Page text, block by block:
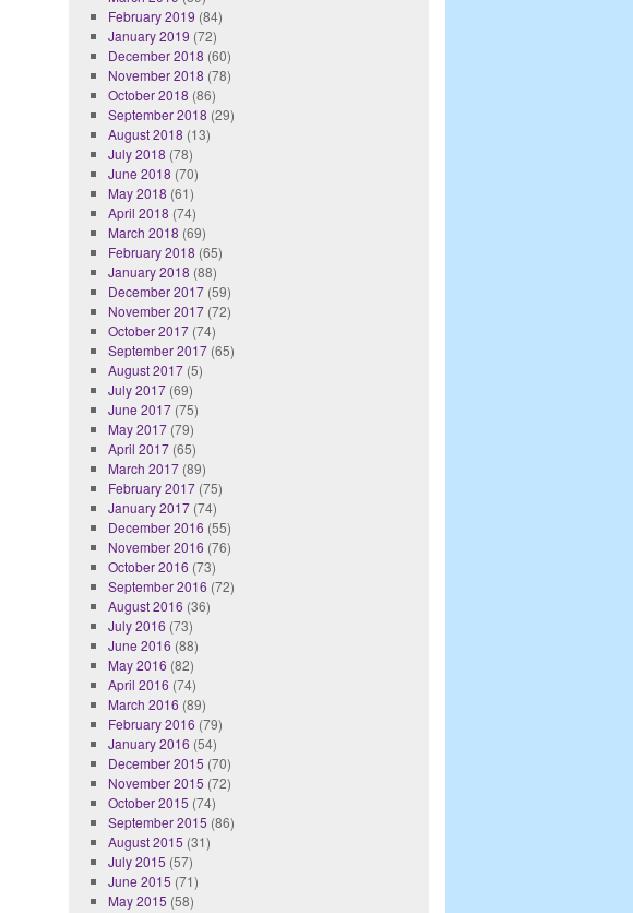
February 2019 (84)
January 2019 (72)
December 2018 (60)
November 2018 (78)
October 2018 (86)
September 2018 (29)
August 2018 (13)
July 2018 (78)
June 2018 (70)
May 2018 (61)
April 2018 (74)
March 2018 (69)
February 2018 (65)
January 2018 (88)
December 2017(59)
November 2017(72)
October 2017(74)
September 2017(65)
August 2017(5)
July 2017(69)
June 2017(75)
May 2017(79)
April 2017(65)
March 2017(89)
February 2017(75)
January 2017(74)
December 2016 (55)
November 2016 (76)
October 2016 (73)
September 2016 (72)
August 2016 (36)
July 2016 (73)
June 2016 (88)
May 2016 (82)
April 2016 (74)
March 2016 (89)
February 2016 (79)
January 2016 (54)
December 2015 (70)
November 2015 (72)
October 2015 (74)
September 2015 (86)
August 2015 (31)
July 2015 (57)
June 2015 (71)
May 2015 (58)